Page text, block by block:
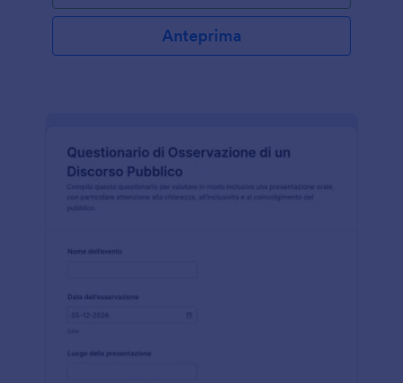
Anteprima